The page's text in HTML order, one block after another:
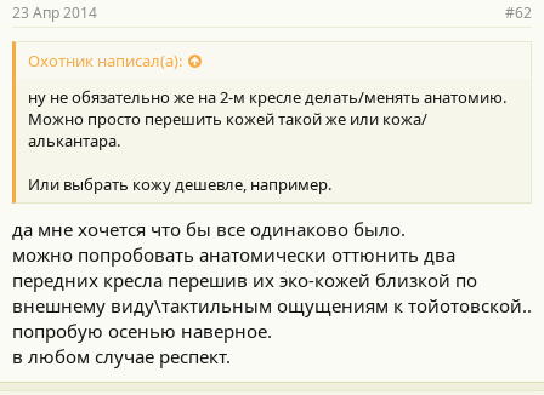
23 Апр 2014 #62
Охотник написал(а):
ну не обязательно же на 2-м кресле делать/менять анатомию.
Можно просто перешить кожей такой же или кожа/
алькантара.
Или выбрать кожу дешевле, например.
да мне хочется что бы все одинаково было.
можно попробовать анатомически оттюнить два
передних кресла перешив их эко-кожей близкой по
внешнему виду\тактильным ощущениям к тойотовской..
попробую осенью наверное.
в любом случае респект.